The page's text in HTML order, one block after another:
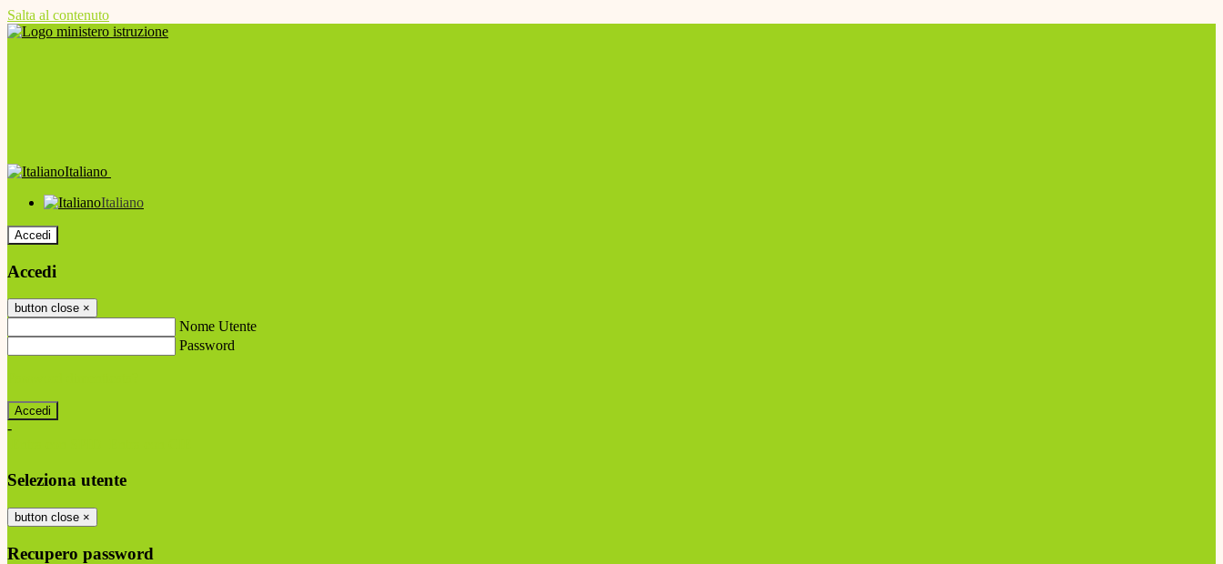
Salta al contenuto
Italiano
Italiano
Accedi
Accedi
button close ×
Nome Utente
Password
-
Seleziona utente
button close ×
Recupero password